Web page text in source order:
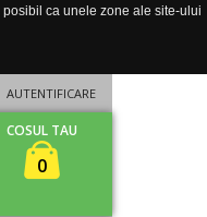
ca unele zone ale site-ului
AUTENTIFICARE
COSUL TAU
0